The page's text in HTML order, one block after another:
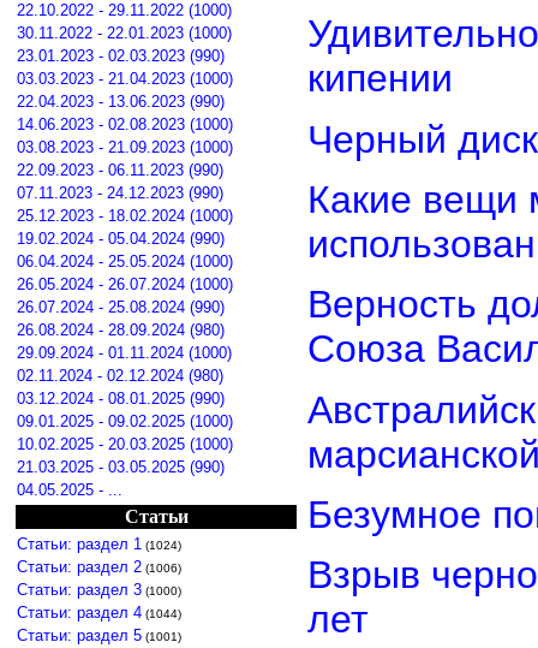
22.10.2022 - 29.11.2022 (1000)
30.11.2022 - 22.01.2023 (1000)
23.01.2023 - 02.03.2023 (990)
03.03.2023 - 21.04.2023 (1000)
22.04.2023 - 13.06.2023 (990)
14.06.2023 - 02.08.2023 (1000)
03.08.2023 - 21.09.2023 (1000)
22.09.2023 - 06.11.2023 (990)
07.11.2023 - 24.12.2023 (990)
25.12.2023 - 18.02.2024 (1000)
19.02.2024 - 05.04.2024 (990)
06.04.2024 - 25.05.2024 (1000)
26.05.2024 - 26.07.2024 (1000)
26.07.2024 - 25.08.2024 (990)
26.08.2024 - 28.09.2024 (980)
29.09.2024 - 01.11.2024 (1000)
02.11.2024 - 02.12.2024 (980)
03.12.2024 - 08.01.2025 (990)
09.01.2025 - 09.02.2025 (1000)
10.02.2025 - 20.03.2025 (1000)
21.03.2025 - 03.05.2025 (990)
04.05.2025 - ...
Статьи
Статьи: раздел 1 (1024)
Статьи: раздел 2 (1006)
Статьи: раздел 3 (1000)
Статьи: раздел 4 (1044)
Статьи: раздел 5 (1001)
кипении
Черный
Какие вещи
Верность
Союза
Безумное
Взрыв
лет